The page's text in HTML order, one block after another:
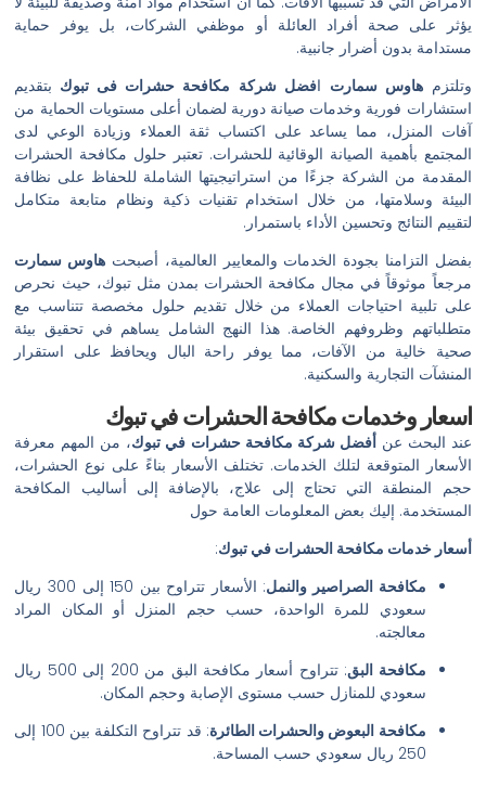
يؤثر على صحة أفراد العائلة أو موظفي الشركات، بل يوفر حماية
مستدامة بدون أضرار جانبية.
وتلتزمهاوس سمارت افضل شركة مكافحة حشرات فى تبوك بتقديم
استشارات فورية وخدمات صيانة دورية لضمان أعلى مستويات الحماية من
آفات المنزل، مما يساعد على اكتساب ثقة العملاء وزيادة الوعي لدى
المجتمع بأهمية الصيانة الوقائية للحشرات. تعتبر حلول مكافحة الحشرات
المقدمة من الشركة جزءًا من استراتيجيتها الشاملة للحفاظ على نظافة
البيئة وسلامتها، من خلال استخدام تقنيات ذكية ونظام متابعة متكامل
لتقييم النتائج وتحسين الأداء باستمرار.
بفضل التزامنا بجودة الخدمات والمعايير العالمية، أصبحت هاوس سمارت
مرجعاً موثوقاً في مجال مكافحة الحشرات بمدن مثل تبوك، حيث نحرص
على تلبية احتياجات العملاء من خلال تقديم حلول مخصصة تتناسب مع
متطلباتهم وظروفهم الخاصة. هذا النهج الشامل يساهم في تحقيق بيئة
صحية خالية من الآفات، مما يوفر راحة البال ويحافظ على استقرار
المنشآت التجارية والسكنية.
اسعار وخدمات مكافحة الحشرات في تبوك
عند البحث عنأفضل شركة مكافحة حشرات في تبوك، من المهم معرفة
الأسعار المتوقعة لتلك الخدمات. تختلف الأسعار بناءً على نوع الحشرات،
حجم المنطقة التي تحتاج إلى علاج، بالإضافة إلى أساليب المكافحة
المستخدمة. إليك بعض المعلومات العامة حول
أسعار خدمات مكافحة الحشرات في تبوك:
مكافحة الصراصير والنمل
: الأسعار تتراوح بين 150 إلى 300 ريال
سعودي للمرة الواحدة، حسب حجم المنزل أو المكان المراد
معالجته.
مكافحة البق
: تتراوح أسعار مكافحة البق من 200 إلى 500 ريال
سعودي للمنازل حسب مستوى الإصابة وحجم المكان.
مكافحة البعوض والحشرات الطائرة
: قد تتراوح التكلفة بين 100 إلى
250 ريال سعودي حسب المساحة.